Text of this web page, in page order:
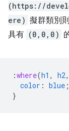
(https://
ere) 擬群類別
具有 (0,0,0)
:where(h1 , h2,
color : blue ;
}